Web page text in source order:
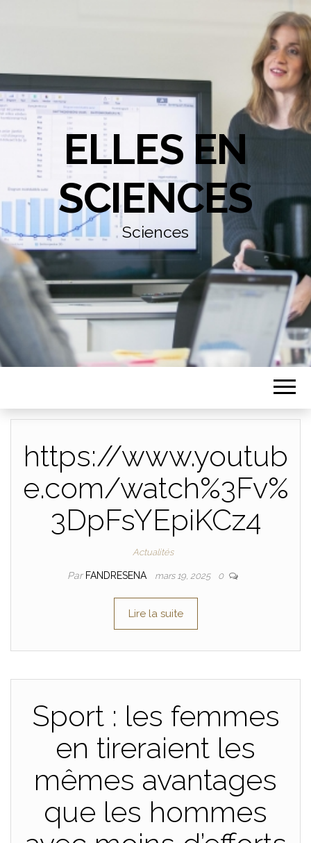
ELLES EN
SCIENCES
Sciences
https://www.youtub
e.com/watch%3Fv%
3DpFsYEpiKCz4
Actualités
Par FANDRESENA mars 19, 2025 0
Lire la suite
Sport : les femmes
en tireraient les
mêmes avantages
que les hommes